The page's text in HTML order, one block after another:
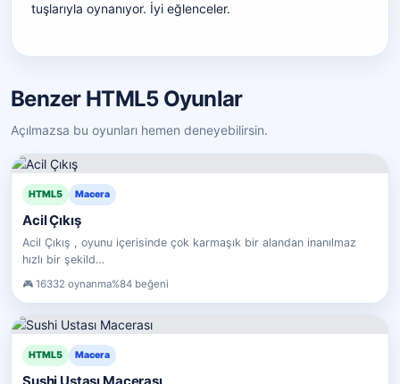
tuşlarıyla oynanıyor. İyi eğlenceler.
Benzer HTML5 Oyunlar
Açılmazsa bu oyunları hemen deneyebilirsin.
HTML5 Macera
Acil Çıkış
Acil Çıkış , oyunu içerisinde çok karmaşık bir alandan inanılmaz
hızlı bir şekild…
16332 oynanma%84 beğeni
HTML5 Macera